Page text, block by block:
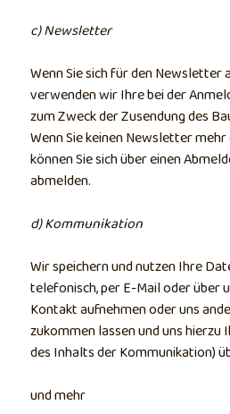
c) Newsletter
Wenn Sie sich für den Newsletter
verwenden wir Ihre bei der
zum Zweck der Zusendung des
Wenn Sie keinen Newsletter
können Sie sich über einen
abmelden.
d) Kommunikation
Wir speichern und nutzen Ihre
telefonisch, per E-Mail oder
Kontakt aufnehmen oder uns
zukommen lassen und uns
des Inhalts der Kommunikation)
und mehr